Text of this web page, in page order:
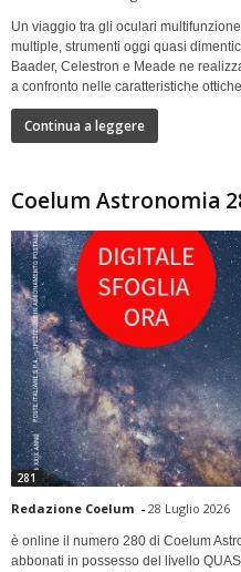
Un viaggio tra gli oculari
multiple, strumenti oggi quasi
Baader, Celestron e Meade ne
a confronto nelle caratteristiche
Continua a leggere
Coelum Astronomia
281
Redazione Coelum - 28 Luglio 2026
è online il numero 280 di Coelum
abbonati in possesso del livello